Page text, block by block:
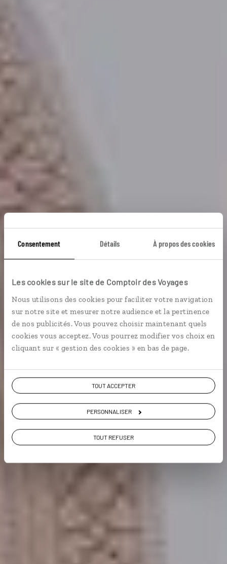
Consentement Détails À propos des cookies
Les cookies sur le site de Comptoir des Voyages
Nous utilisons des cookies pour faciliter votre navigation
sur notre site et mesurer notre audience et la pertinence
de nos publicités. Vous pouvez choisir maintenant quels
cookies vous acceptez. Vous pourrez modifier vos choix en
cliquant sur « gestion des cookies » en bas de page.
TOUT ACCEPTER
PERSONNALISER
TOUT REFUSER
Maroc impérial
Circuit en train dans les villes impériales du Maroc.
En train Grands sites